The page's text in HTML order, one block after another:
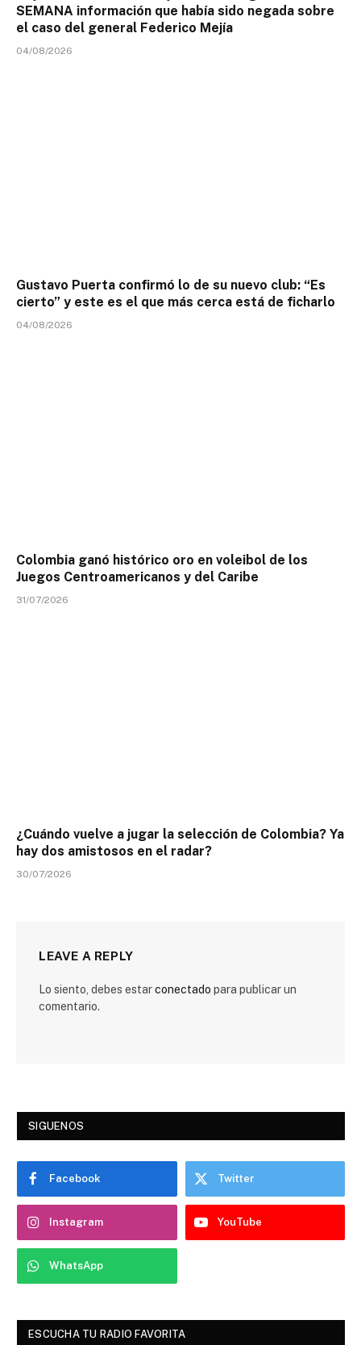
SEMANA información que había sido negada sobre
el caso del general Federico Mejía
04/08/2026
Gustavo Puerta confirmó lo de su nuevo club: “Es
cierto” y este es el que más cerca está de ficharlo
04/08/2026
Colombia ganó histórico oro en voleibol de los
Juegos Centroamericanos y del Caribe
31/07/2026
¿Cuándo vuelve a jugar la selección de Colombia? Ya
hay dos amistosos en el radar?
30/07/2026
LEAVE A REPLY
Lo siento, debes estarconectado para publicar un
comentario.
SIGUENOS
Facebook Twitter
Instagram YouTube
WhatsApp
ESCUCHA TU RADIO FAVORITA